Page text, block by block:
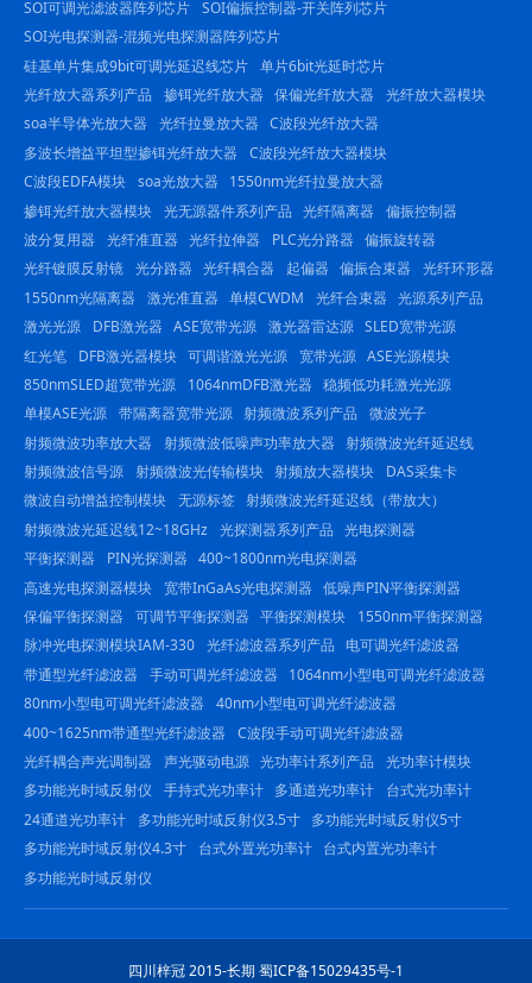
SOI可调光滤波器阵列芯片 SOI偏振控制器-开关阵列芯片
SOI光电探测器-混频光电探测器阵列芯片
硅基单片集成9bit可调光延迟线芯片 单片6bit光延时芯片
光纤放大器系列产品
掺铒光纤放大器 保偏光纤放大器
光纤放大器模块
soa半导体光放大器
光纤拉曼放大器 C波段光纤放大器
多波长增益平坦型掺铒光纤放大器
C波段光纤放大器模块
C波段EDFA模块 soa光放大器
1550nm光纤拉曼放大器
掺铒光纤放大器模块 光无源器件系列产品 光纤隔离器
偏振控制器
波分复用器
光纤准直器 光纤拉伸器 PLC光分路器
偏振旋转器
光纤镀膜反射镜 光分路器 光纤耦合器 起偏器 偏振合束器
光纤环形器
1550nm光隔离器
激光准直器 单模CWDM 光纤合束器
光源系列产品
激光光源
DFB激光器 ASE宽带光源 激光器雷达源 SLED宽带光源
红光笔
DFB激光器模块 可调谐激光光源 宽带光源 ASE光源模块
850nmSLED超宽带光源
1064nmDFB激光器 稳频低功耗激光光源
单模ASE光源 带隔离器宽带光源 射频微波系列产品
微波光子
射频微波功率放大器
射频微波低噪声功率放大器 射频微波光纤延迟线
射频微波信号源 射频微波光传输模块 射频放大器模块
DAS采集卡
微波自动增益控制模块 无源标签 射频微波光纤延迟线（带放大）
射频微波光延迟线12~18GHz 光探测器系列产品 光电探测器
平衡探测器
PIN光探测器 400~1800nm光电探测器
高速光电探测器模块
宽带InGaAs光电探测器 低噪声PIN平衡探测器
保偏平衡探测器
可调节平衡探测器 平衡探测模块
1550nm平衡探测器
脉冲光电探测模块IAM-330 光纤滤波器系列产品
电可调光纤滤波器
带通型光纤滤波器
手动可调光纤滤波器
1064nm小型电可调光纤滤波器
80nm小型电可调光纤滤波器
40nm小型电可调光纤滤波器
400~1625nm带通型光纤滤波器
C波段手动可调光纤滤波器
光纤耦合声光调制器
声光驱动电源 光功率计系列产品
光功率计模块
多功能光时域反射仪
手持式光功率计 多通道光功率计
台式光功率计
24通道光功率计
多功能光时域反射仪3.5寸
多功能光时域反射仪5寸
多功能光时域反射仪4.3寸
台式外置光功率计
台式内置光功率计
多功能光时域反射仪
四川梓冠 2015-长期 蜀ICP备15029435号-1